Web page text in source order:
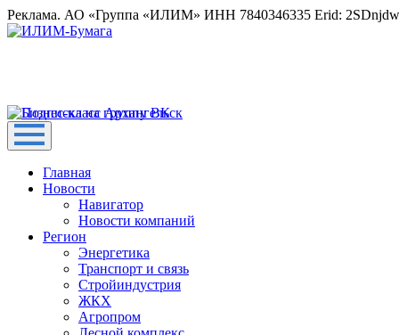
Реклама. АО «Группа «ИЛИМ» ИНН 7840346335 Erid:
Главная
Новости
Навигатор
Новости компаний
Регион
Энергетика
Транспорт и связь
Стройиндустрия
ЖКХ
Агропром